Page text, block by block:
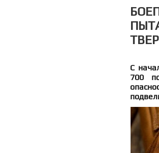
С
700